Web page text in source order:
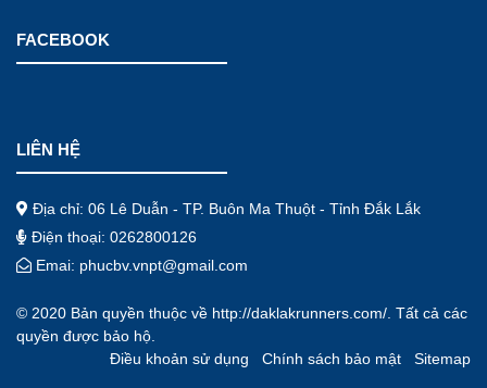
FACEBOOK
LIÊN HỆ
Địa chỉ: 06 Lê Duẫn - TP. Buôn Ma Thuột - Tỉnh Đắk Lắk
Điện thoại: 0262800126
Emai: phucbv.vnpt@gmail.com
© 2020 Bản quyền thuộc về http://daklakrunners.com/ . Tất cả các
quyền được bảo hộ.
Điều khoản sử dụng
Chính sách bảo mật Sitemap